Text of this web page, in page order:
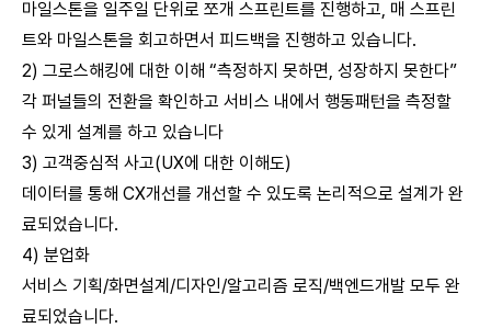
마일스톤을 일주일 단위로 쪼개 스프린트를 진행하고, 매 스프린
트와 마일스톤을 회고하면서 피드백을 진행하고 있습니다.
2) 그로스해킹에 대한 이해 “측정하지 못하면, 성장하지 못한다”
각 퍼널들의 전환을 확인하고 서비스 내에서 행동패턴을 측정할
수 있게 설계를 하고 있습니다
3) 고객중심적 사고(UX에 대한 이해도)
데이터를 통해 CX개선를 개선할 수 있도록 논리적으로 설계가 완
료되었습니다.
4) 분업화
서비스 기획/화면설계/디자인/알고리즘 로직/백엔드개발 모두 완
료되었습니다.